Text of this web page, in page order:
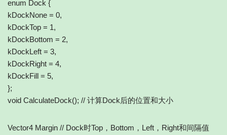
enum Dock {
kDockNone = 0,
kDockTop = 1,
kDockBottom = 2,
kDockLeft = 3,
kDockRight = 4,
kDockFill = 5,
};
void CalculateDock(); // 计算Dock后的位置和大小
Vector4 Margin // Dock时Top，Bottom，Left，Right和间隔值